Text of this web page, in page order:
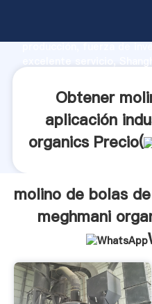
producción, fuerza de
crea el valor y aporta
Obtener
aplicación
organics Precio(
molino de bolas
meghmani